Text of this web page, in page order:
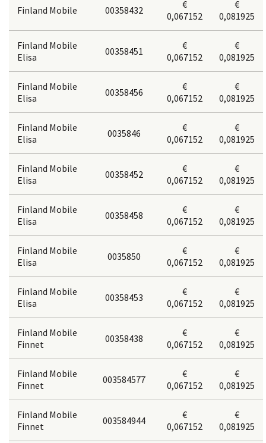
Finland Mobile 00358432
€
0,067152
€
0,081925
Finland Mobile
Elisa
00358451
€
0,067152
€
0,081925
Finland Mobile
Elisa
00358456
€
0,067152
€
0,081925
Finland Mobile
Elisa
0035846
€
0,067152
€
0,081925
Finland Mobile
Elisa
00358452
€
0,067152
€
0,081925
Finland Mobile
Elisa
00358458
€
0,067152
€
0,081925
Finland Mobile
Elisa
0035850
€
0,067152
€
0,081925
Finland Mobile
Elisa
00358453
€
0,067152
€
0,081925
Finland Mobile
Finnet
00358438
€
0,067152
€
0,081925
Finland Mobile
Finnet
003584577
€
0,067152
€
0,081925
Finland Mobile
Finnet
003584944
€
0,067152
€
0,081925